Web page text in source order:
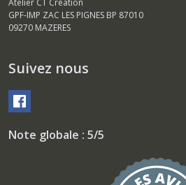
Atelier CT Création
GPF-IMP ZAC LES PIGNES BP 87010
09270 MAZERES
Suivez nous
Note globale : 5/5